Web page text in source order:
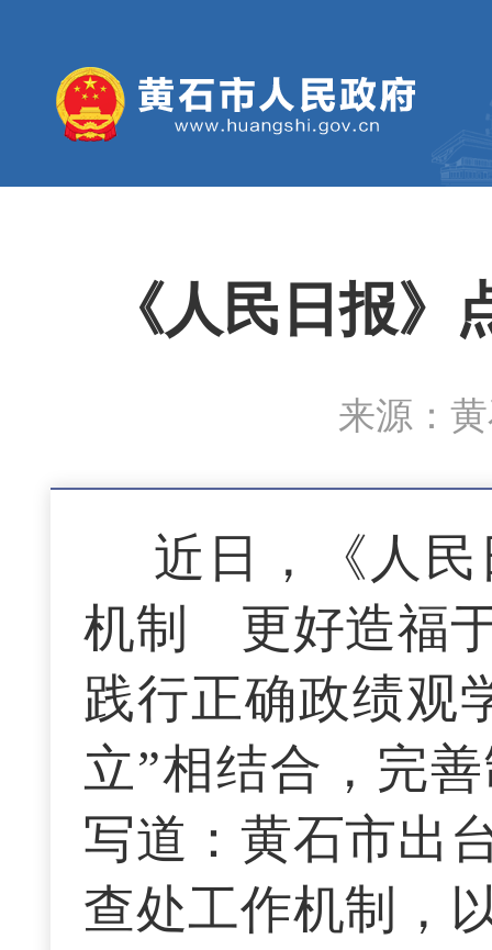
《人民日报
来源：
近日，《人
机制 更好造福
践行正确政绩观
立”相结合，完
写道：黄石市出
查处工作机制，